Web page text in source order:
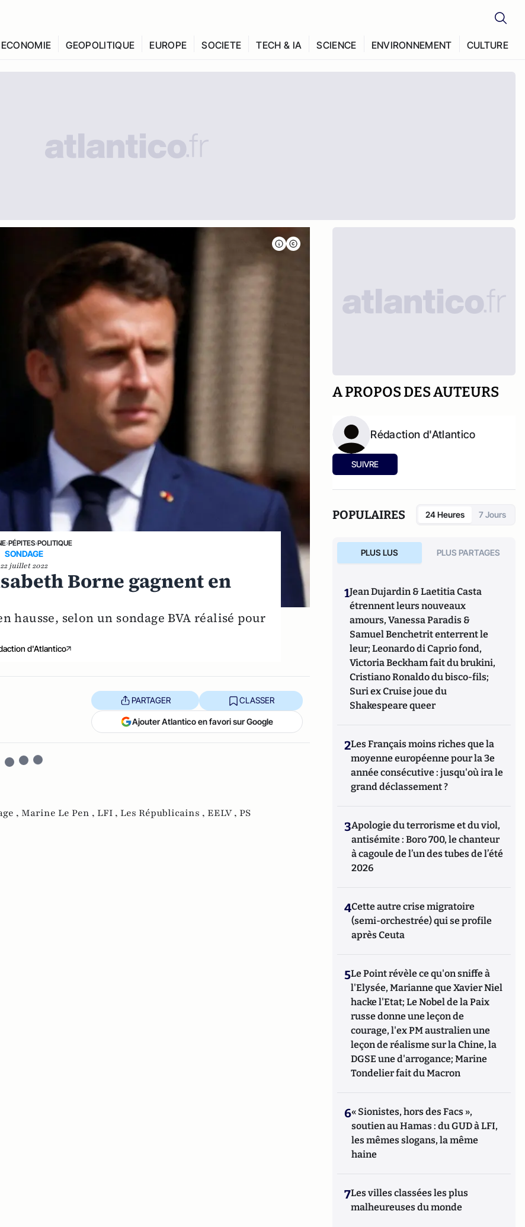
ECONOMIE GEOPOLITIQUE EUROPE SOCIETE TECH & IA SCIENCE ENVIRONNEMENT CULTURE
›PÉPITES›POLITIQUE
SONDAGE
22 juillet 2022
Borne gagnent en
hausse, selon un sondage BVA réalisé pour
d'Atlantico
PARTAGER CLASSER
Ajouter Atlantico en favori sur Google
, Marine Le Pen , LFI , Les Républicains , EELV , PS
A PROPOS DES AUTEURS
Rédaction d'Atlantico
SUIVRE
POPULAIRES 24 Heures 7 Jours
PLUS LUS PLUS PARTAGES
1Jean Dujardin & Laetitia Casta
étrennent leurs nouveaux
amours, Vanessa Paradis &
Samuel Benchetrit enterrent le
leur; Leonardo di Caprio fond,
Victoria Beckham fait du brukini,
Cristiano Ronaldo du bisco-fils;
Suri ex Cruise joue du
Shakespeare queer
2Les Français moins riches que la
moyenne européenne pour la 3e
année consécutive : jusqu'où ira le
grand déclassement ?
3Apologie du terrorisme et du viol,
antisémite : Boro 700, le chanteur
à cagoule de l’un des tubes de l’été
2026
4Cette autre crise migratoire
(semi-orchestrée) qui se profile
après Ceuta
5Le Point révèle ce qu'on sniffe à
l'Elysée, Marianne que Xavier Niel
hacke l'Etat; Le Nobel de la Paix
russe donne une leçon de
courage, l'ex PM australien une
leçon de réalisme sur la Chine, la
DGSE une d'arrogance; Marine
Tondelier fait du Macron
6« Sionistes, hors des Facs »,
soutien au Hamas : du GUD à LFI,
les mêmes slogans, la même
haine
7Les villes classées les plus
malheureuses du monde